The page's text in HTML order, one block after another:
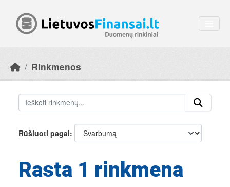
Rinkmenos
Rūšiuoti pagal
Rasta 1 rinkmena